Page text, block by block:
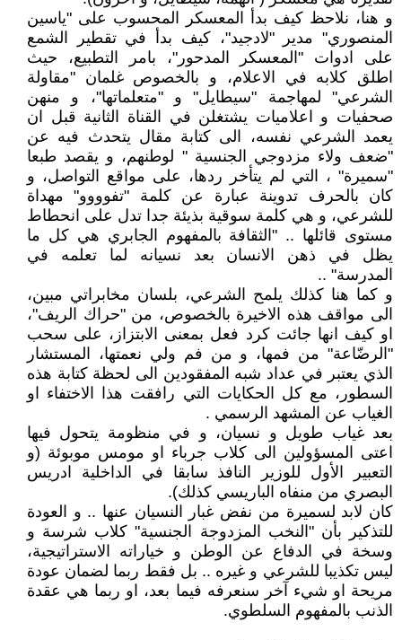
و هنا، نلاحظ كيف بدأ المعسكر المحسوب على "ياسين
المنصوري" مدير "لادجيد"، كيف بدأ في تقطير الشمع
على ادوات "المعسكر المدحور"، بامر التطبيع، حيث
اطلق كلابه في الاعلام، و بالخصوص غلمان "مقاولة
الشرعي" لمهاجمة "سيطايل" و "متعلماتها"، و منهن
صحفيات و اعلاميات يشتغلن في القناة الثانية قبل ان
يعمد الشرعي نفسه، الى كتابة مقال يتحدث فيه عن
"ضعف ولاء مزدوجي الجنسية " لوطنهم، و يقصد طبعا
"سميرة" ، التي لم يتأخر ردها، على مواقع التواصل، و
كان بالحرف تدوينة عبارة عن كلمة "تفوووو" مهداة
للشرعي، و هي كلمة سوقية بذيئة جدا تدل على انحطاط
مستوى قائلها .. "الثقافة بالمفهوم الجابري هي كل ما
يظل في ذهن الانسان بعد نسيانه لما تعلمه في
المدرسة" ..
و كما هنا كذلك يلمح الشرعي، بلسان مخابراتي مبين،
الى مواقف هذه الاخيرة بالخصوص، من "حراك الريف"،
او كيف انها جائت كرد فعل بمعنى الابتزاز، على سحب
"الرضّاعة" من فمها، و من فم ولي نعمتها، المستشار
الذي يعتبر في عداد شبه المفقودين الى لحظة كتابة هذه
السطور، مع كل الحكايات التي رافقت هذا الاختفاء او
الغياب عن المشهد الرسمي .
بعد غياب طويل و نسيان، و في منظومة يتحول فيها
اعتى المسؤولين الى كلاب جرباء او مومس موبوئة (و
التعبير الأول للوزير النافذ سابقا في الداخلية ادريس
البصري من منفاه الباريسي كذلك).
كان لابد لسميرة من نفض غبار النسيان عنها .. و العودة
للتذكير بأن "النخب المزدوجة الجنسية" كلاب شرسة و
وسخة في الدفاع عن الوطن و خياراته الاستراتيجية،
ليس تكذيبا للشرعي و غيره .. بل فقط ربما لضمان عودة
مريحة او شيء آخر سنعرفه فيما بعد، او ربما هي عقدة
الذنب بالمفهوم السلطوي.